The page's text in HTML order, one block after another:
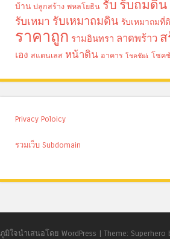
บ้าน ปลูกสร้าง พหลโยธิน รับ รับถมดิน
รับเหมา รับเหมาถมดิน รับเหมาถมที่
ราคาถูก รามอินทรา ลาดพร้าว
เอง สแตนเลส หน้าดิน อาคาร โชคชัย4 โชค
Privacy Poloicy
รวมเว็บ Subdomain
ภูมิใจนำเสนอโดย WordPress | Theme: Superhero